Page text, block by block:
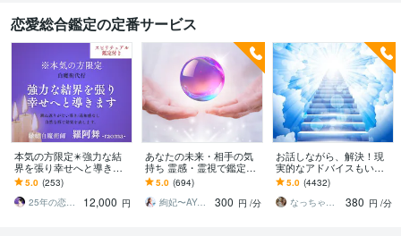
恋愛総合鑑定の定番サービス
本気の方限定✴️強力な結
界を張り幸せへと導きま
す 貴方とお相手の幸せを
邪魔する人やライバルを
跳ね返していきます
5.0 (253)
25年の恋愛鑑定師✡️羅阿舞_raoma
12,000 円
あなたの未来・相手の気
持ち 霊感・霊視で鑑定し
ます あの人の本音に霊視
でアクセス✧視えた全てを
お伝えします
5.0 (694)
絢妃〜AYAKI〜霊視鑑定師
300 円 /分
お話しながら、解決！現
実的なアドバイスもいた
します 生年月日不要。霊
視にて視えたまま、感じ
たままをお伝えします
5.0 (4432)
なっちゃん☆彡
380 円 /分